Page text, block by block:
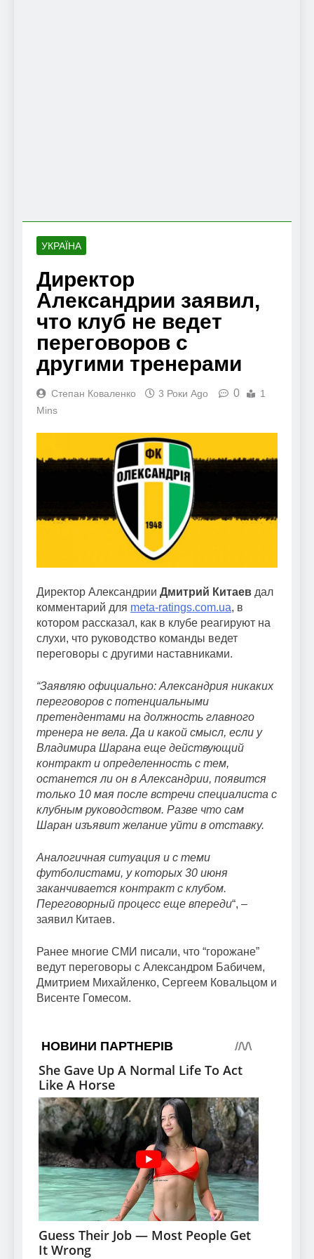
УКРАЇНА
Директор
Александрии заявил,
что клуб не ведет
переговоров с
другими тренерами
Степан Коваленко 3 Роки Ago 0
1
Mins
Директор Александрии Дмитрий Китаев дал
комментарий для meta-ratings.com.ua, в
котором рассказал, как в клубе реагируют на
слухи, что руководство команды ведет
переговоры с другими наставниками.
“Заявляю официально: Александрия никаких
переговоров с потенциальными
претендентами на должность главного
тренера не вела. Да и какой смысл, если у
Владимира Шарана еще действующий
контракт и определенность с тем,
останется ли он в Александрии, появится
только 10 мая после встречи специалиста с
клубным руководством. Разве что сам
Шаран изъявит желание уйти в отставку.
Аналогичная ситуация и с теми
футболистами, у которых 30 июня
заканчивается контракт с клубом.
Переговорный процесс еще впереди“, –
заявил Китаев.
Ранее многие СМИ писали, что “горожане”
ведут переговоры с Александром Бабичем,
Дмитрием Михайленко, Сергеем Ковальцом и
Висенте Гомесом.